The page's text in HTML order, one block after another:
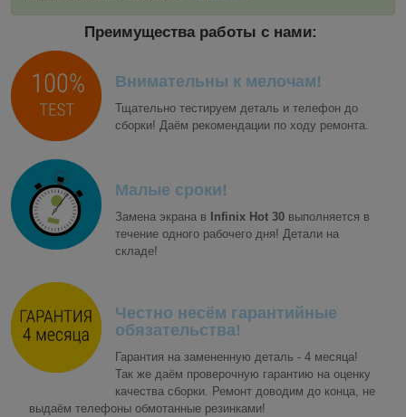
Преимущества работы с нами:
Внимательны к мелочам!
Тщательно тестируем деталь и телефон до
сборки! Даём рекомендации по ходу ремонта.
Малые сроки!
Замена экрана в Infinix Hot 30 выполняется в
течение одного рабочего дня! Детали на
складе!
Честно несём гарантийные
обязательства!
Гарантия на замененную деталь - 4 месяца!
Так же даём проверочную гарантию на оценку
качества сборки. Ремонт доводим до конца, не
выдаём телефоны обмотанные резинками!